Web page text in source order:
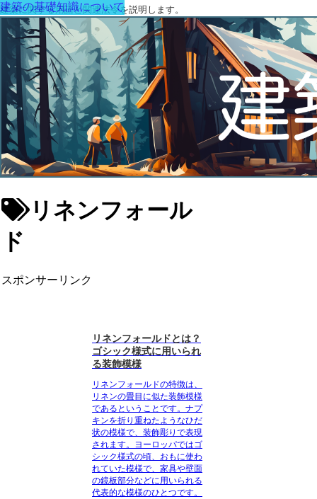
建築に関する用語と関連法令を説明します。
リネンフォール
ド
スポンサーリンク
建築の基礎知識について
リネンフォールドとは？
ゴシック様式に用いられ
る装飾模様
リネンフォールドの特徴は、
リネンの畳目に似た装飾模様
であるということです。ナプ
キンを折り重ねたようなひだ
状の模様で、装飾彫りで表現
されます。ヨーロッパではゴ
シック様式の頃、おもに使わ
れていた模様で、家具や壁面
の鏡板部分などに用いられる
代表的な模様のひとつです。